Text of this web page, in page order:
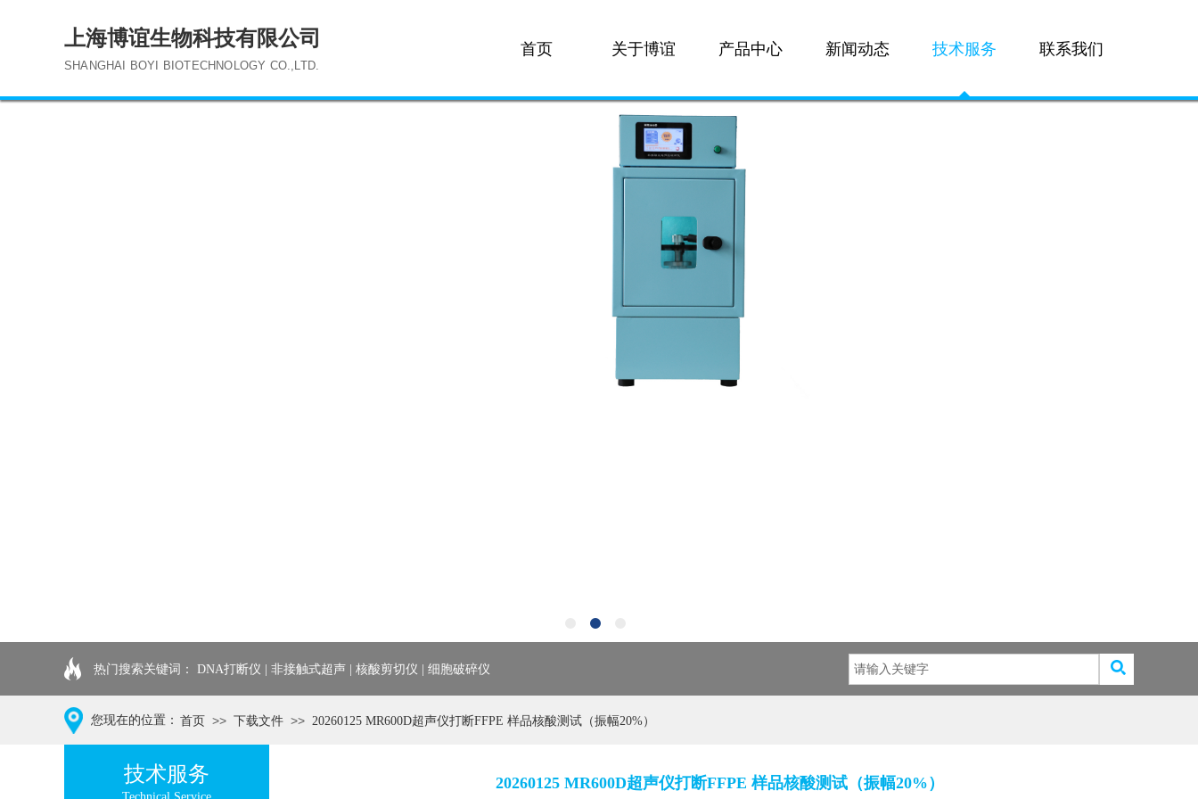
上海博谊生物科技有限公司​
SHANGHAI BOYI BIOTECHNOLOGY CO.,LTD.
首页 关于博谊 产品中心 新闻动态 技术服务 联系我们
热门搜索关键词： DNA打断仪 | 非接触式超声 | 核酸剪切仪 | 细胞破碎仪
首页 >> 下载文件 >> 20260125 MR600D超声仪打断FFPE 样品核酸测试（振幅20%）
您现在的位置：
技术服务 20260125 MR600D超声仪打断FFPE 样品核酸测试（振幅20%）